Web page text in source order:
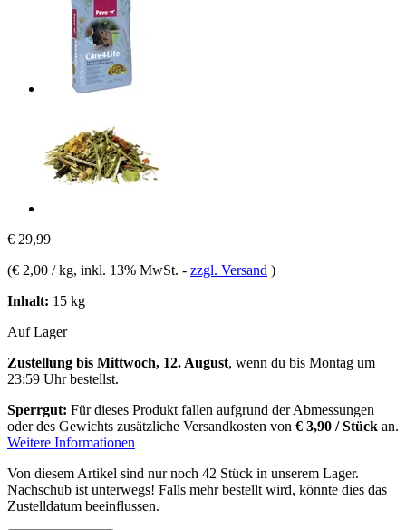
€ 29,99
(€ 2,00 / kg, inkl. 13% MwSt. - zzgl. Versand )
Inhalt: 15 kg
Auf Lager
Zustellung bis Mittwoch, 12. August, wenn du bis Montag um
23:59 Uhrbestellst.
Sperrgut: Für dieses Produkt fallen aufgrund der Abmessungen
oder des Gewichts zusätzliche Versandkosten von € 3,90 / Stück an.
Weitere Informationen
Von diesem Artikel sind nur noch 42 Stück in unserem Lager.
Nachschub ist unterwegs! Falls mehr bestellt wird, könnte dies das
Zustelldatum beeinflussen.